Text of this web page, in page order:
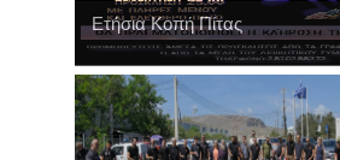
Ετήσια Κοπή Πίτας